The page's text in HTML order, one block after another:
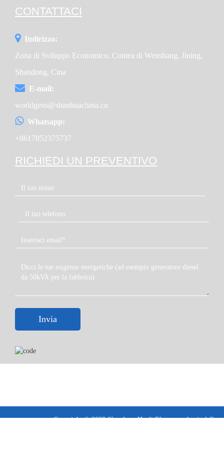
CONTATTACI
Indirizzo:
Zona di Sviluppo Economico, Contea di Wenshang, Jining,
Shandong, Cina
E-mail:
worldgens@shanhuachina.cn
Whatsapp:
+8617852375737
RICHIEDI UN PREVENTIVO
Invia
Copyright © 2023 Shandong Huali Electromechanical Co.,